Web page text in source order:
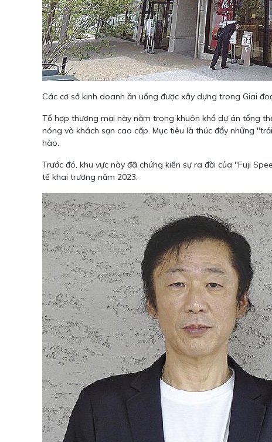
Các cơ sở kinh doanh ăn uống được xây dựng trong Giai
Tổ hợp thương mại này nằm trong khuôn khổ dự án tổng
nóng và khách sạn cao cấp. Mục tiêu là thúc đẩy những
hào.
Trước đó, khu vực này đã chứng kiến sự ra đời của "Fuji
tế khai trương năm 2023.